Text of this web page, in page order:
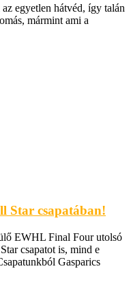
egyetlen hátvéd, így talán
mármint ami a
Star csapatában!
EWHL Final Four utolsó
csapatot is, mind e
Gasparics